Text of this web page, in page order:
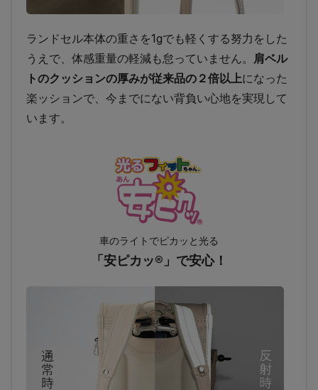
ランドセル本体の重さを1gでも軽くする努力をした
うえで、体感重量の軽減も怠っていません。 肩ベル
トのクッションの厚みが従来品の２倍以上になった
楽ッションで、今までにない背負い心地を実現して
います。
車のライトでピカッと光る
「安ピカッ®」で安心！